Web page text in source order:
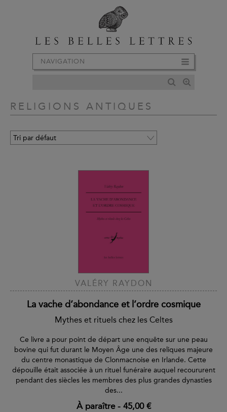
NAVIGATION
RELIGIONS ANTIQUES
VALÉRY RAYDON
La vache d’abondance et l’ordre cosmique
Mythes et rituels chez les Celtes
Ce livre a pour point de départ une enquête sur une peau
bovine qui fut durant le Moyen Âge une des reliques majeure
du centre monastique de Clonmacnoise en Irlande. Cette
dépouille était associée à un rituel funéraire auquel recoururent
pendant des siècles les membres des plus grandes dynasties
des...
À paraître- 45,00 €